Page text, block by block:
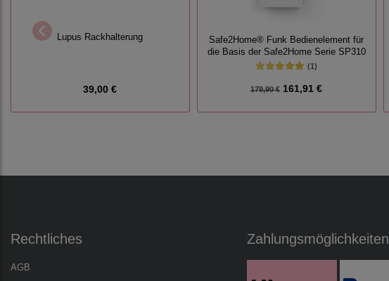
Lupus Rackhalterung
39,00 €
Safe2Home® Funk Bedienelement für
die Basis der Safe2Home Serie SP310
(1)
179,90 € 161,91 €
Rechtliches
AGB
Zahlungsmöglichkeiten